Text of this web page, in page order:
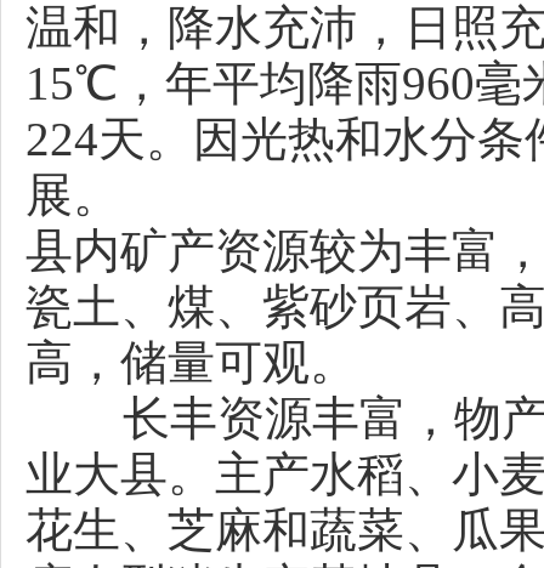
温和，降水充沛，日照
15℃，年平均降雨960毫
224天。因光热和水分
展。
县内矿产资源较为丰富
瓷土、煤、紫砂页岩、
高，储量可观。
长丰资源丰富，物产
业大县。主产水稻、小
花生、芝麻和蔬菜、瓜